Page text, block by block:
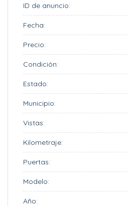
ID de anuncio:
Fecha:
Precio:
Condición:
Estado:
Municipio:
Vistas:
Kilometraje:
Puertas:
Modelo:
Año: